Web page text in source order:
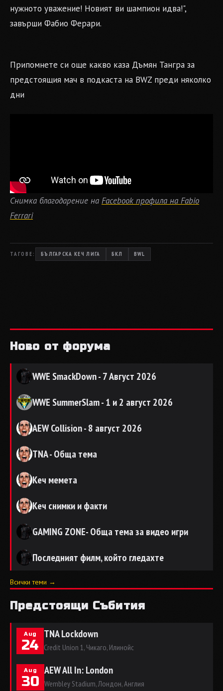
нужното уважение! Новият ви шампион идва!",
завърши Фабио Ферари.
Припомнете си още какво каза Дъмян Тангра за
предстоящия мач в подкаста на BWZ преди няколко
дни
Снимка благодарение на Facebook профила на Fabio
Ferrari
ТАГОВЕ: БЪЛГАРСКА КЕЧ ЛИГА БКЛ BWL
Ново от форума
WWE SmackDown - 7 Август 2026
WWE SummerSlam - 1 и 2 август 2026
AEW Collision - 8 август 2026
TNA - Обща тема
Кеч мемета
Кеч снимки и факти
GAMING ZONE- Обща тема за видео игри
Последният филм, който гледахте
Всички теми →
Предстоящи Събития
Aug
24
TNA Lockdown
Credit Union 1, Чикаго, Илинойс
Aug
30
AEW All In: London
Wembley Stadium, Лондон, Англия